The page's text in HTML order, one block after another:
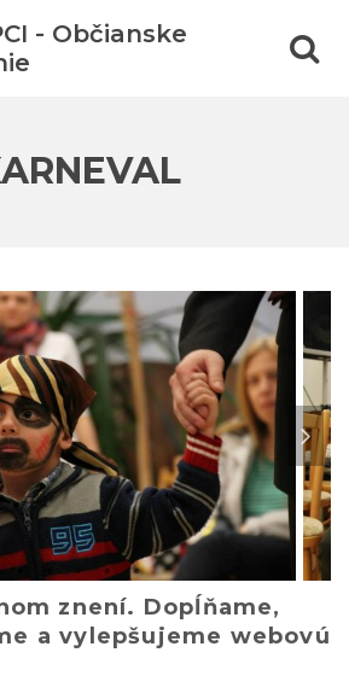
- Občianske
znení. Dopĺňame,
a vylepšujeme webovú